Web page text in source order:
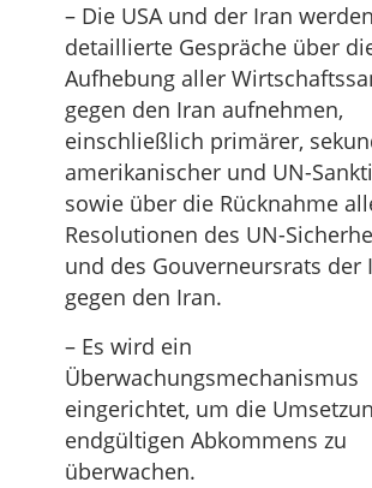
– Die USA und der Iran werden
detaillierte Gespräche über
Aufhebung aller
gegen den Iran aufnehmen,
einschließlich primärer,
amerikanischer und UN-
sowie über die Rücknahme
Resolutionen des UN-
und des Gouverneursrats der
gegen den Iran.
– Es wird ein
Überwachungsmechanismus
eingerichtet, um die
endgültigen Abkommens zu
überwachen.